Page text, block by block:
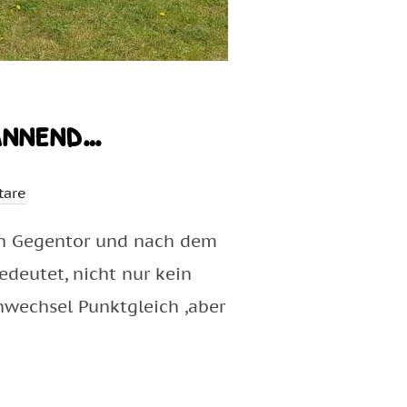
Gegentor und nach dem
nicht nur kein
Punktgleich ,aber
RICHTIG SPANNEND…“